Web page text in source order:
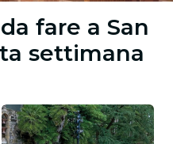
fare a San
settimana